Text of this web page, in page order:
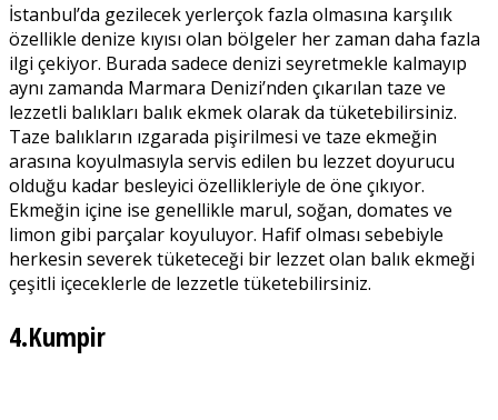
İstanbul’da gezilecek yerlerçok fazla olmasına karşılık
özellikle denize kıyısı olan bölgeler her zaman daha fazla
ilgi çekiyor. Burada sadece denizi seyretmekle kalmayıp
aynı zamanda Marmara Denizi’nden çıkarılan taze ve
lezzetli balıkları balık ekmek olarak da tüketebilirsiniz.
Taze balıkların ızgarada pişirilmesi ve taze ekmeğin
arasına koyulmasıyla servis edilen bu lezzet doyurucu
olduğu kadar besleyici özellikleriyle de öne çıkıyor.
Ekmeğin içine ise genellikle marul, soğan, domates ve
limon gibi parçalar koyuluyor. Hafif olması sebebiyle
herkesin severek tüketeceği bir lezzet olan balık ekmeği
çeşitli içeceklerle de lezzetle tüketebilirsiniz.
4.Kumpir